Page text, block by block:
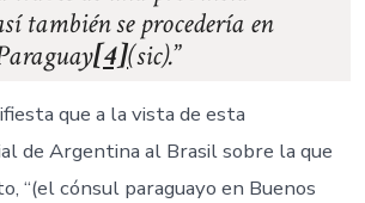
también se procedería en
[4](sic).
que a la vista de esta
de Argentina al Brasil sobre la que
“(el cónsul paraguayo en Buenos